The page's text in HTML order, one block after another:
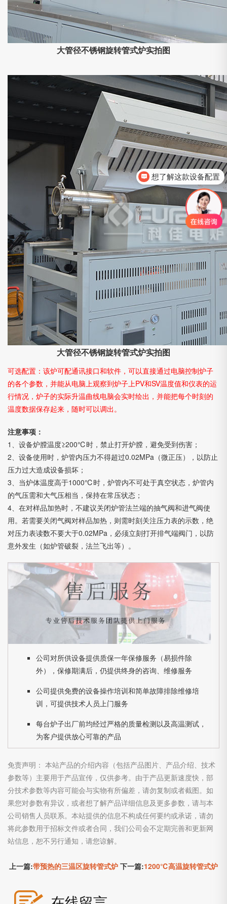
大管径不锈钢旋转管式炉实拍图
大管径不锈钢旋转管式炉实拍图
可选配置：该炉可配通讯接口和软件，可以直接通过电脑控制炉子
的各个参数，并能从电脑上观察到炉子上PV和SV温度值和仪表的运
行情况，炉子的实际升温曲线电脑会实时绘出，并能把每个时刻的
温度数据保存起来，随时可以调出。
注意事项：
1、设备炉膛温度≥200℃时，禁止打开炉膛，避免受到伤害；
2、设备使用时，炉管内压力不得超过0.02MPa（微正压），以防止
压力过大造成设备损坏；
3、当炉体温度高于1000℃时，炉管内不可处于真空状态，炉管内
的气压需和大气压相当，保持在常压状态；
4、在对样品加热时，不建议关闭炉管法兰端的抽气阀和进气阀使
用。若需要关闭气阀对样品加热，则需时刻关注压力表的示数，绝
对压力表读数不要大于0.02MPa，必须立刻打开排气端阀门，以防
意外发生（如炉管破裂，法兰飞出等）。
公司对所供设备提供质保一年保修服务（易损件除
外），保修期满后，仍提供终身的咨询、维修服务
公司提供免费的设备操作培训和简单故障排除维修培
训，可提供技术人员上门服务
每台炉子出厂前均经过严格的质量检测以及高温测试，
为客户提供放心可靠的产品
免责声明： 本站产品的介绍内容（包括产品图片、产品介绍、技术
参数等）主要用于产品宣传，仅供参考。由于产品更新速度快，部
分技术参数等内容可能会与实物有所偏差，请勿复制或者截图。如
果您对参数有异议，或者想了解产品详细信息及更多参数，请与本
公司销售人员联系。本站提供的信息不构成任何要约或承诺，请勿
将此参数用于招标文件或者合同，我们公司会不定期完善和更新网
站信息，恕不另行通知，请您谅解。
上一篇:带预热的三温区旋转管式炉 下一篇:1200℃高温旋转管式炉
想了解这款设备配置